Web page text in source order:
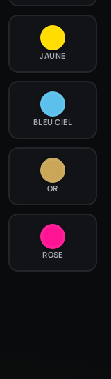
JAUNE
BLEU CIEL
OR
ROSE